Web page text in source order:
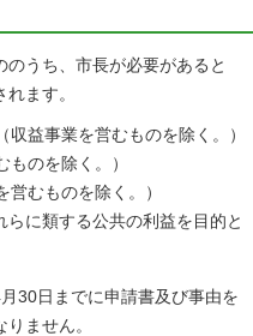
うち、市長が必要があると
ます。
益事業を営むものを除く。）
のを除く。）
むものを除く。）
に類する公共の利益を目的と
30日までに申請書及び事由を
ません。